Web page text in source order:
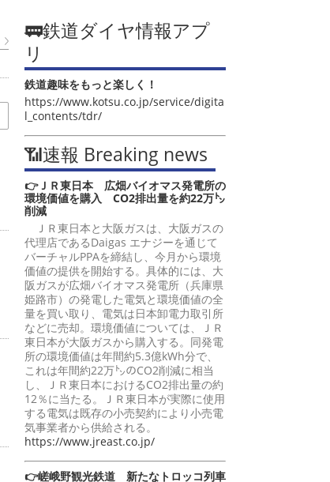
🚃鉄道ダイヤ情報アプ
リ
鉄道趣味をもっと楽しく！
https://www.kotsu.co.jp/service/digita
l_contents/tdr/
📶速報 Breaking news
👉ＪＲ東日本 広畑バイオマス発電所の
環境価値を購入 CO2排出量を約22万㌧
削減
ＪＲ東日本と大阪ガスは、大阪ガスの
代理店であるDaigas エナジーを通じて
バーチャルPPAを締結し、今月から環境
価値の提供を開始する。具体的には、大
阪ガスが広畑バイオマス発電所（兵庫県
姫路市）の発電した電気と環境価値の全
量を買い取り、電気は日本卸電力取引所
などに売却。環境価値については、ＪＲ
東日本が大阪ガスから購入する。同発電
所の環境価値は年間約5.3億kWh分で、
これは年間約22万㌧のCO2削減に相当
し、ＪＲ東日本におけるCO2排出量の約
12％に当たる。ＪＲ東日本が実際に使用
する電気は既存の小売契約により小売電
気事業者から供給される。
https://www.jreast.co.jp/
👉嵯峨野観光鉄道 新たなトロッコ列車